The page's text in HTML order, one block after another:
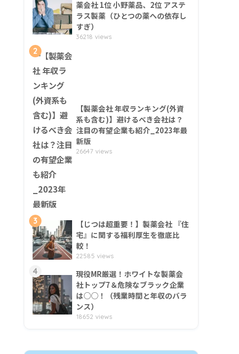
薬会社 1位 小野薬品、2位 アステ
ラス製薬（ひとつの薬への依存し
すぎ）
36218 views
2
【製薬会社 年収ランキング(外資
系も含む)】避けるべき会社は？
注目の有望企業も紹介_2023年最
新版
26647 views
3
【じつは超重要！】製薬会社 『住
宅』に関する福利厚生を徹底比
較！
22585 views
4
現役MR厳選！ホワイトな製薬会
社トップ7＆危険なブラック企業
は○○！（残業時間と年収のバラ
ンス）
18652 views